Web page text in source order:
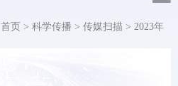
首页 > 科学传播 > 传媒扫描 > 2023年